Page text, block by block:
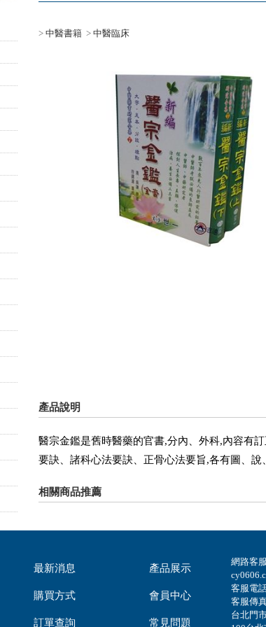
> 中醫書籍 > 中醫臨床
產品說明
醫宗金鑑是舊時醫藥的官書,分內、外科,內容有
要訣、諸科心法要訣、正骨心法要旨,各有圖、說
相關商品推薦
最新消息 產品展示
購買方式 會員中心
訂單查詢 常見問題
網路客服
客服電
客服傳
台北門